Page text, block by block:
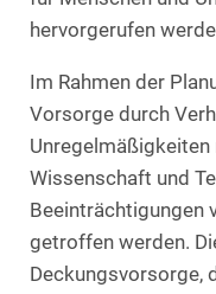
hervorgerufen
Im Rahmen der
Vorsorge durch
Unregelmäßigkeiten
Wissenschaft und
Beeinträchtigungen
getroffen werden.
Deckungsvorsorge,